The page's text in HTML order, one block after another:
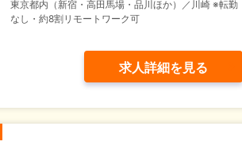
東京都内（新宿・高田馬場・品川ほか）／川崎 ※転勤
なし・約8割リモートワーク可
求人詳細を見る